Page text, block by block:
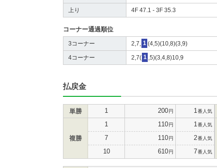
上り 4F 47.1 - 3F 35.3
コーナー通過順位
3コーナー 2,7, 1 (4,5)(10,8)(3,9)
4コーナー 2,7( 1 ,5)(3,4,8)10,9
払戻金
単勝 1 200円 1 番人気
複勝
1 110円 1 番人気
7 110円 2番人気
10 610円 7番人気